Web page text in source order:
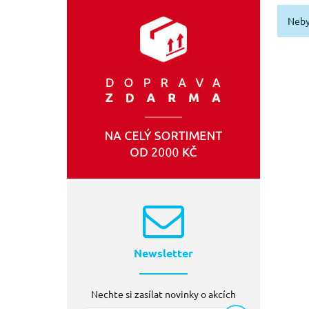
Newsletter
Nechte si zasílat novinky o akcích